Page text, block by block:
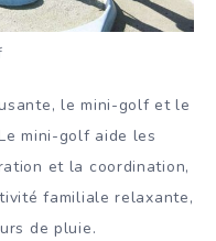
le mini-golf et le
mini-golf aide les
et la coordination,
familiale relaxante,
de pluie.